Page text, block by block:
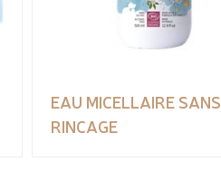
EAU MICELLAIRE SANS
RINCAGE